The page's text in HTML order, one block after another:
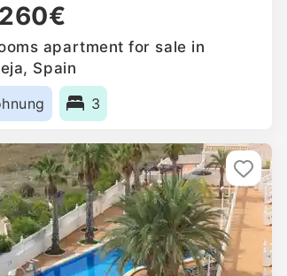
apartment for sale in
Spain
3